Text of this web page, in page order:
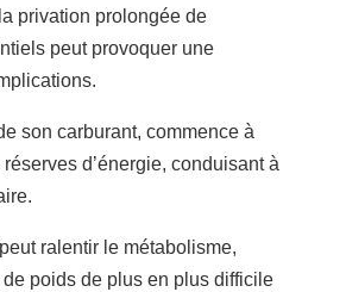
privation prolongée de
peut provoquer une
son carburant, commence à
d’énergie, conduisant à
ralentir le métabolisme,
poids de plus en plus difficile